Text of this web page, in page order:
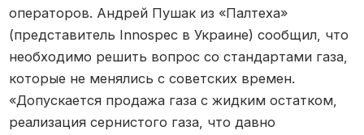
операторов. Андрей Пушак из «Палтеха»
(представитель Innospec в Украине) сообщил, что
необходимо решить вопрос со стандартами газа,
которые не менялись с советских времен.
«Допускается продажа газа с жидким остатком,
реализация сернистого газа, что давно